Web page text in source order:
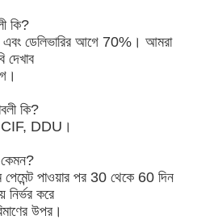
কি?
ডেলিভারির আগে 70%। আমরা
দেখাব
কি?
DDU।
পাওয়ার পর 30 থেকে 60 দিন
নির্ভর করে
উপর।